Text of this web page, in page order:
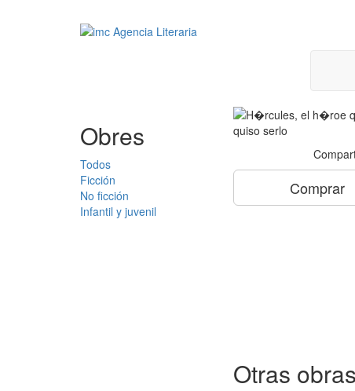
Obres
Todos
Ficción
No ficción
Infantil y juvenil
Comprar
Otras